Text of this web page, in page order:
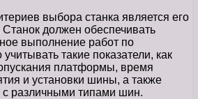
выбора станка является его
Станок должен обеспечивать
выполнение работ по
такие показатели, как
платформы, время
и установки шины, а также
с различными типами шин.